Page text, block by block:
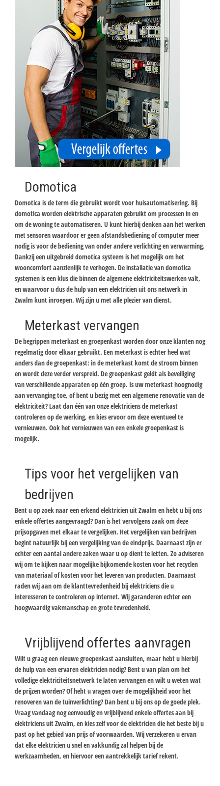
Domotica
Domotica is de term die gebruikt wordt voor huisautomatisering. Bij
domotica worden elektrische apparaten gebruikt om processen in en
om de woning te automatiseren. U kunt hierbij denken aan het werken
met sensoren waardoor er geen afstandsbediening of computer meer
nodig is voor de bediening van onder andere verlichting en verwarming.
Dankzij een uitgebreid domotica systeem is het mogelijk om het
wooncomfort aanzienlijk te verhogen. De installatie van domotica
systemen is een klus die binnen de algemene elektriciteitswerken valt,
en waarvoor u dus de hulp van een elektricien uit ons netwerk in
Zwalm kunt inroepen. Wij zijn u met alle plezier van dienst.
Meterkast vervangen
De begrippen meterkast en groepenkast worden door onze klanten nog
regelmatig door elkaar gebruikt. Een meterkast is echter heel wat
anders dan de groepenkast: in de meterkast komt de stroom binnen
en wordt deze verder verspreid. De groepenkast geldt als beveiliging
van verschillende apparaten op één groep. Is uw meterkast hoognodig
aan vervanging toe, of bent u bezig met een algemene renovatie van de
elektriciteit? Laat dan één van onze elektriciens de meterkast
controleren op de werking, en kies ervoor om deze eventueel te
vernieuwen. Ook het vernieuwen van een enkele groepenkast is
mogelijk.
Tips voor het vergelijken van
bedrijven
Bent u op zoek naar een erkend elektricien uit Zwalm en hebt u bij ons
enkele offertes aangevraagd? Dan is het vervolgens zaak om deze
prijsopgaven met elkaar te vergelijken. Het vergelijken van bedrijven
begint natuurlijk bij een vergelijking van de eindprijs. Daarnaast zijn er
echter een aantal andere zaken waar u op dient te letten. Zo adviseren
wij om te kijken naar mogelijke bijkomende kosten voor het recyclen
van materiaal of kosten voor het leveren van producten. Daarnaast
raden wij aan om de klanttevredenheid bij elektriciens die u
interesseren te controleren op internet. Wij garanderen echter een
hoogwaardig vakmanschap en grote tevredenheid.
Vrijblijvend offertes aanvragen
Wilt u graag een nieuwe groepenkast aansluiten, maar hebt u hierbij
de hulp van een ervaren elektricien nodig? Bent u van plan om het
volledige elektriciteitsnetwerk te laten vervangen en wilt u weten wat
de prijzen worden? Of hebt u vragen over de mogelijkheid voor het
renoveren van de tuinverlichting? Dan bent u bij ons op de goede plek.
Vraag vandaag nog eenvoudig en vrijblijvend enkele offertes aan bij
elektriciens uit Zwalm, en kies zelf voor de elektricien die het beste bij u
past op het gebied van prijs of voorwaarden. Wij verzekeren u ervan
dat elke elektricien u snel en vakkundig zal helpen bij de
werkzaamheden, en hiervoor een aantrekkelijk tarief rekent.